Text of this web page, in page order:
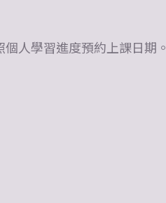
人學習進度預約上課日期。